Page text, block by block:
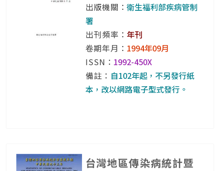
出版機關：衛生福利部疾病管制
署
出刊頻率： 年刊
卷期年月： 1994年09月
ISSN： 1992-450X
備註： 自102年起，不另發行紙
本，改以網路電子型式發行。
台灣地區傳染病統計暨